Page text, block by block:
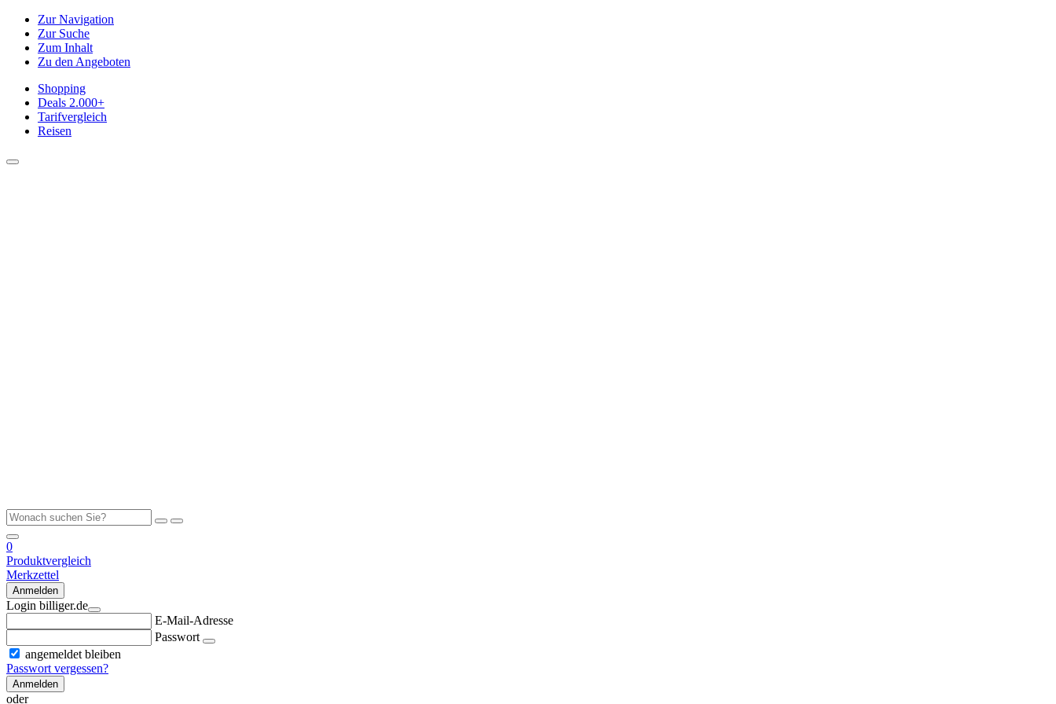
Zur Navigation
Zur Suche
Zum Inhalt
Zu den Angeboten
Shopping
Deals 2.000+
Tarifvergleich
Reisen
0
Produktvergleich
Merkzettel
Anmelden
Login billiger.de
E-Mail-Adresse
Passwort
angemeldet bleiben
Passwort vergessen?
Anmelden
oder